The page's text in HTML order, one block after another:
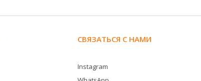
СВЯЗАТЬСЯ С НАМИ
Instagram